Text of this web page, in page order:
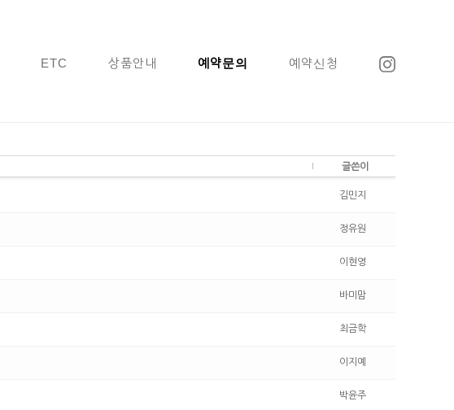
ETC 상품안내 예약문의 예약신청
글쓴이
김민지
정유원
이현영
바미맘
최금학
이지예
박윤주